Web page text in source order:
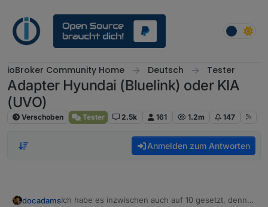
ioBroker Community Home Deutsch Tester
Adapter Hyundai (Bluelink) oder KIA
(UVO)
Verschoben Tester 2.5k 161 1.2m 147
Anmelden zum Antworten
docadamsIch habe es inzwischen auch auf 10 gesetzt, denn